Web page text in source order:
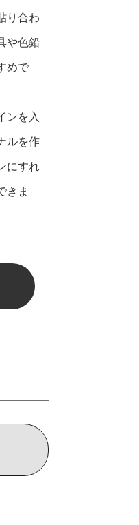
り合わ
や色鉛
めで
ンを入
ルを作
にすれ
きま